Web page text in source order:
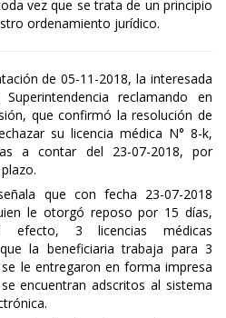
vez que se trata de un principio
ordenamiento jurídico.
de 05-11-2018, la interesada
reclamando en
que confirmó la resolución de
su licencia médica N° 8-k,
a contar del 23-07-2018, por
que con fecha 23-07-2018
le otorgó reposo por 15 días,
efecto, 3 licencias médicas
la beneficiaria trabaja para 3
le entregaron en forma impresa
encuentran adscritos al sistema